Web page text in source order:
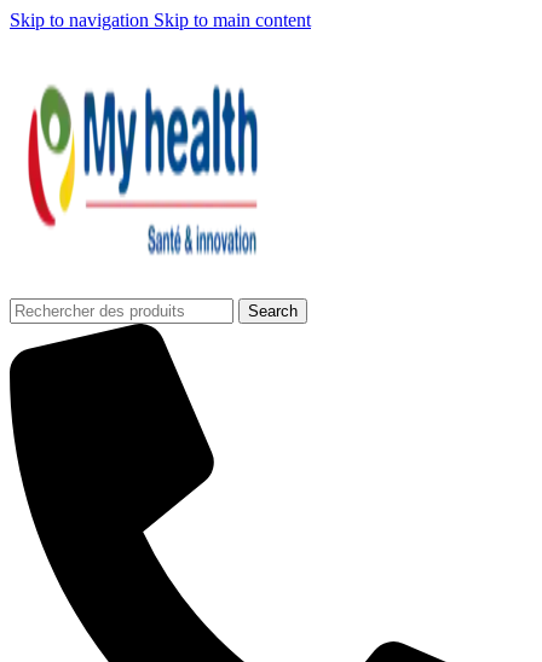
Skip to navigation Skip to main content
Search